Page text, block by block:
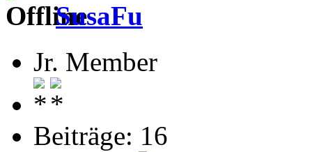
SusaFu
Jr. Member
Beiträge: 16